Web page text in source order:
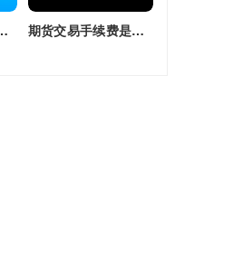
最终成功率是多少) 期货交易手续费是单边还是双边收(期货交易手续费是单边还是双边收费)